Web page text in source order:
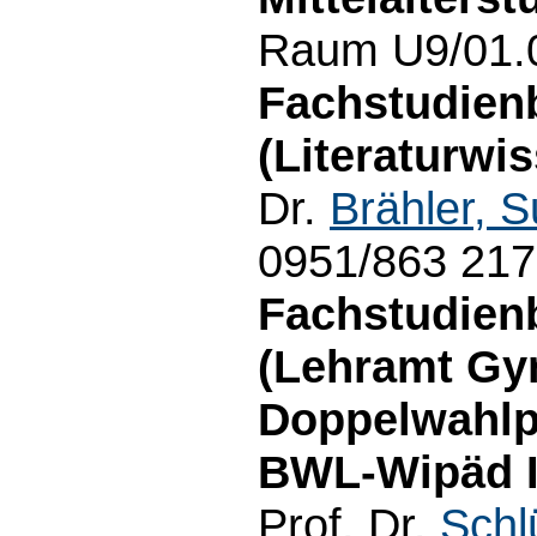
Raum U9/
Dr. Brähler,
0951/863
(Lehramt
BWL-Wipäd
Prof. Dr.